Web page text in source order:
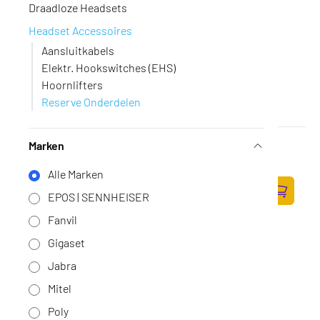
Draadloze Headsets
Headset Accessoires
Aansluitkabels
Elektr. Hookswitches (EHS)
Hoornlifters
Reserve Onderdelen
Marken
Alle Marken
EPOS | SENNHEISER
Fanvil
Gigaset
Jabra
Mitel
Poly
Poly Voyager Focus 2 Oplaadstand
38,-
31,40 excl. BTW
Zum